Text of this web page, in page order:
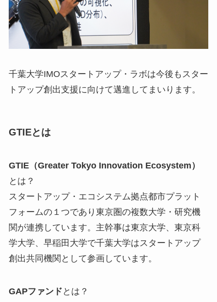
千葉大学IMOスタートアップ・ラボは今後もスター
トアップ創出支援に向けて邁進してまいります。
GTIEとは
GTIE（Greater Tokyo Innovation Ecosystem）
とは？
スタートアップ・エコシステム拠点都市プラット
フォームの１つであり東京圏の複数大学・研究機
関が連携しています。主幹事は東京大学、東京科
学大学、早稲田大学で千葉大学はスタートアップ
創出共同機関として参画しています。
GAPファンド とは？